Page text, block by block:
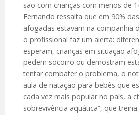
são com crianças com menos de
Fernando ressalta que em 90%
afogadas estavam na companhia
o profissional faz um alerta:
esperam, crianças em situação
pedem socorro ou demostram
tentar combater o problema, o
aula de natação para bebês que
cada vez mais popular no país, a
sobrevivência aquática”, que